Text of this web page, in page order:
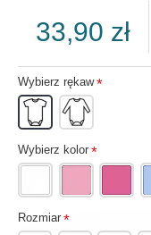
33,90 zł
Wybierz rękaw
Wybierz kolor
Rozmiar